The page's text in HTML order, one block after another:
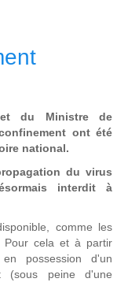
du Ministre de
ont été
national.
du virus
interdit à
comme les
Pour cela et à partir
possession d'un
(sous peine d'une